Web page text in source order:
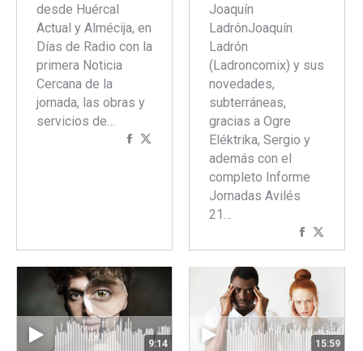
desde Huércal
Actual y Almécija, en
Días de Radio con la
primera Noticia
Cercana de la
jornada, las obras y
servicios de…
Compartir
Joaquín
LadrónJoaquín
Ladrón
(Ladroncomix) y sus
novedades,
subterráneas,
gracias a Ogre
Eléktrika, Sergio y
además con el
completo Informe
Jornadas Avilés
21…
Compartir
concon
9:14 15:59